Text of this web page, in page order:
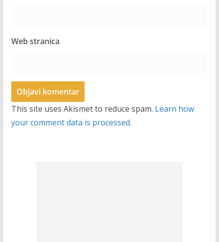
Web stranica
This site uses Akismet to reduce spam. Learn how
your comment data is processed.